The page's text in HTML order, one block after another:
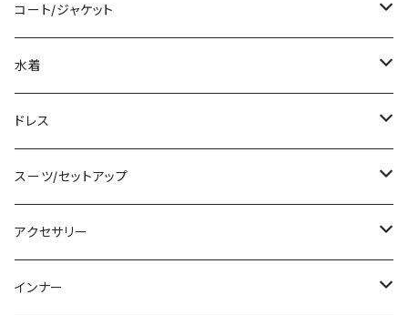
袖付き
ノースリーブ
その他
チュニック
シャツ/ブラウス
ベアトップ/チューブトップ
カーディガン/ボレロ
ニット/セーター
パーカー
スウェット/トレーナー
クロップド丈
ロング丈
デニム
レギンス
その他
オールインワン
ミニ/ショート
ミディアム/ミモレ
ロング
その他
コート/ジャケット
コート
ジャケット
その他
水着
タンキニ
バンドゥビキニ
ワンピース
ラッシュガード
ドレス
ミニ/ショート
ミディアム/ミモレ
ロング/マキシ
スーツ/セットアップ
パンツスーツ
スカートスーツ
アクセサリー
ネックレス
インナー